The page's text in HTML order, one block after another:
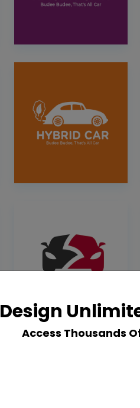
Design
Access Thousands